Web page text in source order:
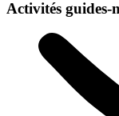
Activités guides-